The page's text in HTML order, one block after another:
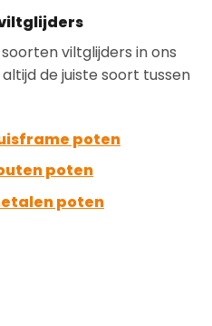
viltglijders in ons
de juiste soort tussen
poten
poten
poten